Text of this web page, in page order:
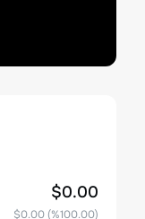
$0.00
$0.00(%100.00)